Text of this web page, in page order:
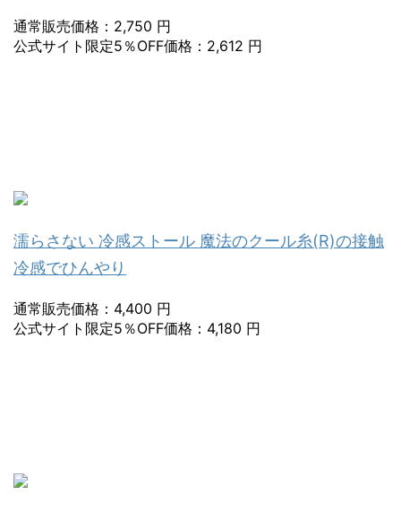
通常販売価格：2,750 円
公式サイト限定5％OFF価格：2,612 円
濡らさない 冷感ストール 魔法のクール糸(R)の接触
冷感でひんやり
通常販売価格：4,400 円
公式サイト限定5％OFF価格：4,180 円